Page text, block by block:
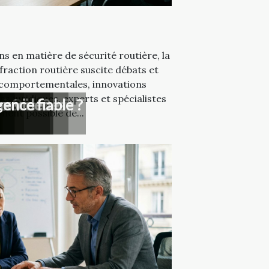
en matière de sécurité routière, la
routière suscite débats et
innovations
juridiques, experts et spécialistes
possible de...
?
?
services
vidéofiable ?